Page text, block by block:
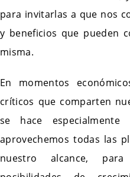
para invitarlas a que nos
y beneficios que pueden
misma.
En momentos
críticos que comparten
se hace
aprovechemos todas las
nuestro alcance,